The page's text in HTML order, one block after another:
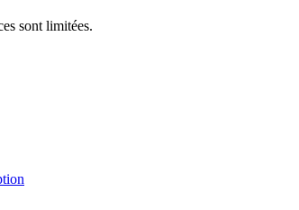
sont limitées.